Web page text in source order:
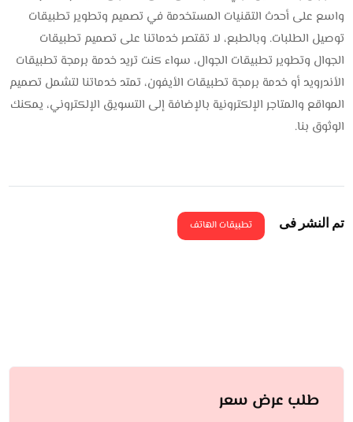
واسع على أحدث التقنيات المستخدمة في تصميم وتطوير تطبيقات
توصيل الطلبات. وبالطبع، لا تقتصر خدماتنا على تصميم تطبيقات
الجوال وتطوير تطبيقات الجوال، سواء كنت تريد خدمة برمجة تطبيقات
الأندرويد أو خدمة برمجة تطبيقات الأيفون، تمتد خدماتنا لتشمل تصميم
المواقع والمتاجر الإلكترونية بالإضافة إلى التسويق الإلكتروني، يمكنك
الوثوق بنا.
تم النشر فى تطبيقات الهاتف
طلب عرض سعر